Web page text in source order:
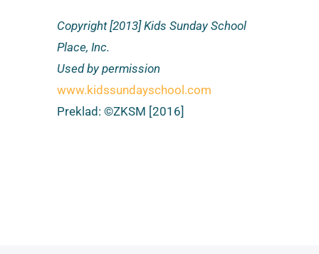
Copyright [2013] Kids Sunday School
Place, Inc.
Used by permission
www.kidssundayschool.com
Preklad: ©ZKSM [2016]